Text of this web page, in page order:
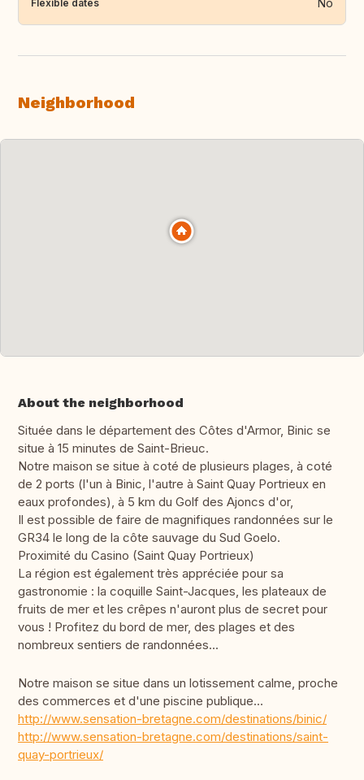
Flexible dates No
Neighborhood
About the neighborhood
Située dans le département des Côtes d'Armor, Binic se
situe à 15 minutes de Saint-Brieuc.
Notre maison se situe à coté de plusieurs plages, à coté
de 2 ports (l'un à Binic, l'autre à Saint Quay Portrieux en
eaux profondes), à 5 km du Golf des Ajoncs d'or,
Il est possible de faire de magnifiques randonnées sur le
GR34 le long de la côte sauvage du Sud Goelo.
Proximité du Casino (Saint Quay Portrieux)
La région est également très appréciée pour sa
gastronomie : la coquille Saint-Jacques, les plateaux de
fruits de mer et les crêpes n'auront plus de secret pour
vous ! Profitez du bord de mer, des plages et des
nombreux sentiers de randonnées...
Notre maison se situe dans un lotissement calme, proche
des commerces et d'une piscine publique...
http://www.sensation-bretagne.com/destinations/binic/
http://www.sensation-bretagne.com/destinations/saint-
quay-portrieux/